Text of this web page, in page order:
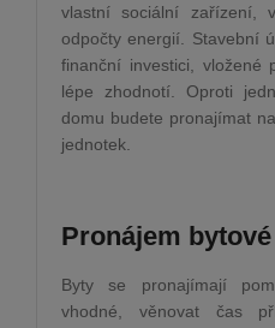
vlastní sociální zařízení,
odpočty energií. Stavební
finanční investici, vložené
lépe zhodnotí. Oproti
domu budete pronajímat
jednotek.
Pronájem
Byty se pronajímají
vhodné, věnovat čas